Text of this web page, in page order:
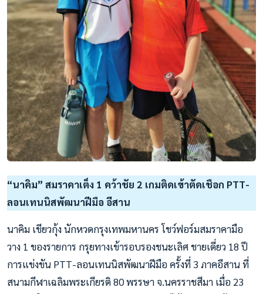
“นาคิม” สมราคาเต็ง 1 คว้าชัย 2 เกมติดเข้าตัดเชือก PTT-
ลอนเทนนิสพัฒนาฝีมือ อีสาน
นาคิม เขียวกุ้ง นักหวดกรุงเทพมหานคร โชว์ฟอร์มสมราคามือ
วาง 1 ของรายการ กรุยทางเข้ารอบรองชนะเลิศ ชายเดี่ยว 18 ปี
การแข่งขัน PTT-ลอนเทนนิสพัฒนาฝีมือ ครั้งที่ 3 ภาคอีสาน ที่
สนามกีฬาเฉลิมพระเกียรติ 80 พรรษา จ.นครราชสีมา เมื่อ 23